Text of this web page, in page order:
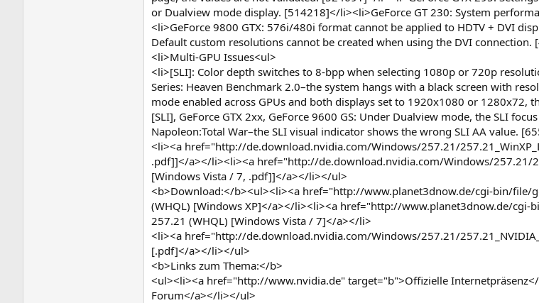
or Dualview mode display. [514218]</li><li>GeForce GT 230: System
<li>GeForce 9800 GTX: 576i/480i format cannot be applied to HDTV + DVI
Default custom resolutions cannot be created when using the DVI
<li>Multi-GPU Issues<ul>
<li>[SLI]: Color depth switches to 8-bpp when selecting 1080p or 720p
Series: Heaven Benchmark 2.0–the system hangs with a black screen with
mode enabled across GPUs and both displays set to 1920x1080 or
[SLI], GeForce GTX 2xx, GeForce 9600 GS: Under Dualview mode, the SLI
Napoleon:Total War–the SLI visual indicator shows the wrong SLI AA value.
<li><a href="http://de.download.nvidia.com/Windows/257.21/
.pdf]]</a></li><li><a href="http://de.download.nvidia.com/Windows/257.21/
[Windows Vista / 7, .pdf]]</a></li></ul>
<b>Download:</b><ul><li><a href="http://www.planet3dnow.de/cgi-bin/file/
(WHQL) [Windows XP]</a></li><li><a href="http://www.planet3dnow.de/
257.21 (WHQL) [Windows Vista / 7]</a></li>
<li><a href="http://de.download.nvidia.com/Windows/257.21/
[.pdf]</a></li></ul>
<b>Links zum Thema:</b>
<ul><li><a href="http://www.nvidia.de" target="b">Offizielle
Forum</a></li></ul>